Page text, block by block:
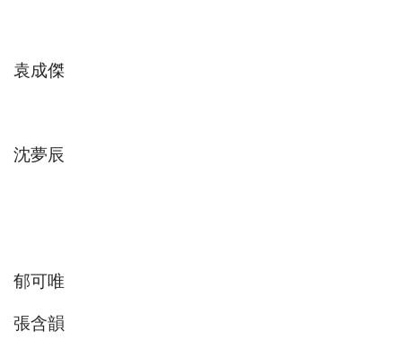
袁成傑
沈夢辰
郁可唯
張含韻